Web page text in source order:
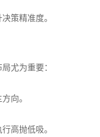
策精准度。
尤为重要：
向。
高抛低吸。